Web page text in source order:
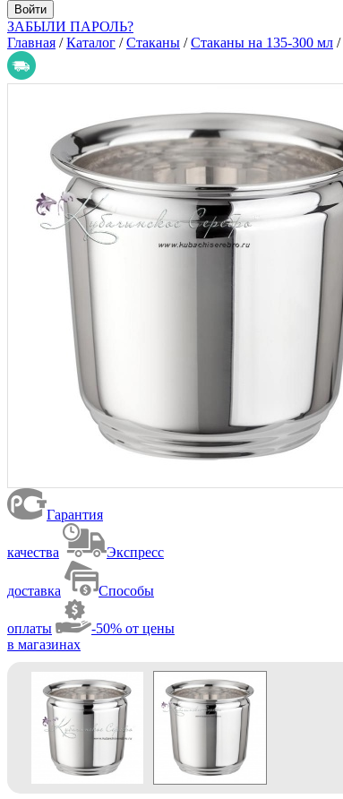
ЗАБЫЛИ ПАРОЛЬ?
Главная /Каталог /Стаканы /Стаканы на 135-300 мл /
Гарантия
качества Экспресс
доставка Способы
оплаты
-50% от цены
в магазинах